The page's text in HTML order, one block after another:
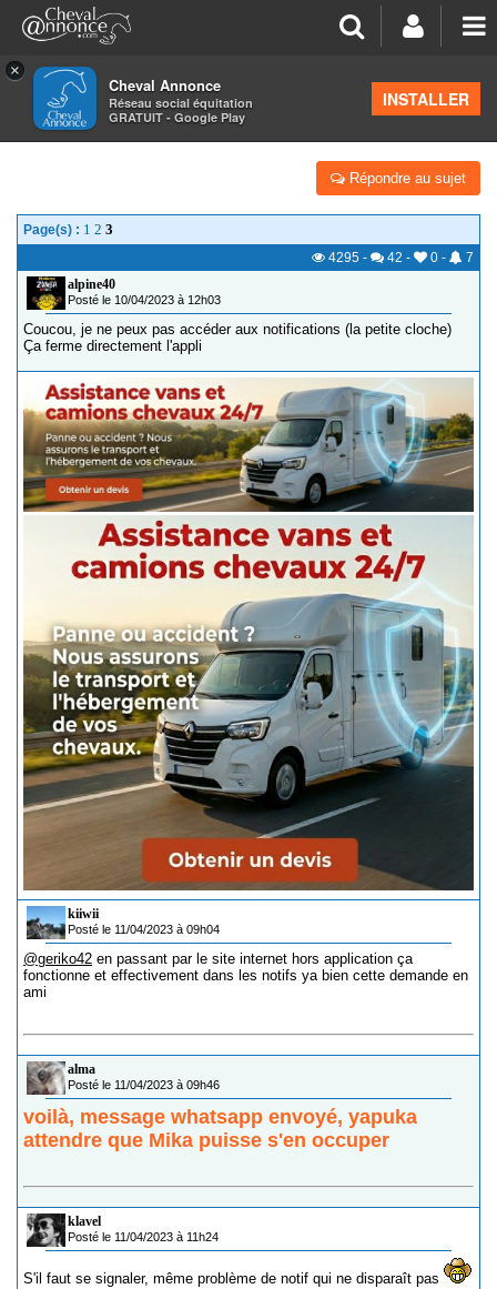
×
Cheval Annonce
Réseau social équitation
GRATUIT - Google Play
INSTALLER
>Suggestions & Nouveautés
APPLI QUI FERME
Répondre au sujet
Page(s) : 1 2 3
4295 - 42 - 0 -
7
alpine40
Posté le 10/04/2023 à 12h03
Coucou, je ne peux pas accéder aux notifications (la petite cloche)
Ça ferme directement l'appli
kiiwii
Posté le 11/04/2023 à 09h04
@geriko42 en passant par le site internet hors application ça
fonctionne et effectivement dans les notifs ya bien cette demande en
ami
alma
Posté le 11/04/2023 à 09h46
voilà, message whatsapp envoyé, yapuka
attendre que Mika puisse s'en occuper
klavel
Posté le 11/04/2023 à 11h24
S'il faut se signaler, même problème de notif qui ne disparaît pas